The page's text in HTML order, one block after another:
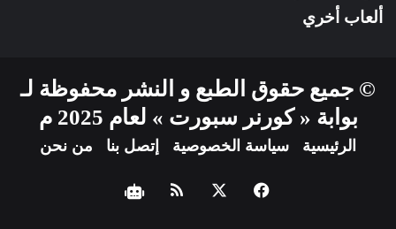
ألعاب أخري
© جميع حقوق الطبع و النشر محفوظة لـ
بوابة « كورنر سبورت » لعام 2025 م
الرئيسية سياسة الخصوصية إتصل بنا من نحن
فيسبوك ملخصنبض